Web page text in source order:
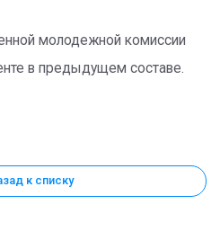
молодежной комиссии
в предыдущем составе.
к списку